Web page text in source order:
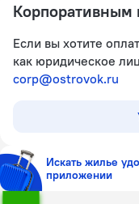
Корпоративным
Если вы хотите
как юридическое
corp@ostrovok.ru
Искать жилье
приложении